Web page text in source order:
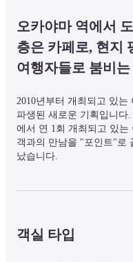
오카야마 역에서
층은 카페로, 현지
여행자들로 붐비
2010년부터 개최되고 있
파생된 새로운 기획입니다
에서 연 1회 개최되고 있
객과의 만남을 "포인트"로
났습니다.
막론하고 세계 각국에서
이다. 가벼운 식사와 음료
객실 타입